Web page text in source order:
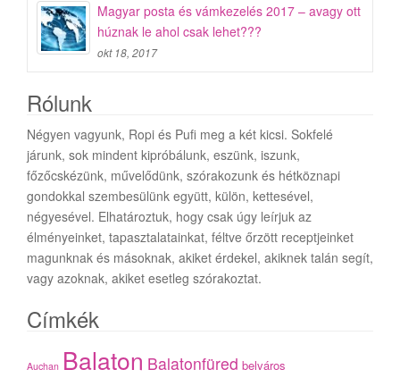
Magyar posta és vámkezelés 2017 – avagy ott
húznak le ahol csak lehet???
okt 18, 2017
Rólunk
Négyen vagyunk, Ropi és Pufi meg a két kicsi. Sokfelé
járunk, sok mindent kipróbálunk, eszünk, iszunk,
főzőcskézünk, művelődünk, szórakozunk és hétköznapi
gondokkal szembesülünk együtt, külön, kettesével,
négyesével. Elhatároztuk, hogy csak úgy leírjuk az
élményeinket, tapasztalatainkat, féltve őrzött receptjeinket
magunknak és másoknak, akiket érdekel, akiknek talán segít,
vagy azoknak, akiket esetleg szórakoztat.
Címkék
Auchan Balaton Balatonfüred belváros